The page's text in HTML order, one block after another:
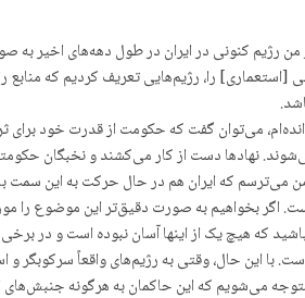
رژیم کنونی در ایران در طول دهه‌های اخیر به
را، رژیم‌هایی تعریف کردیم که منابع
می‌توان گفت که حکومت از قدرت خود برای
نهادها دست از کار می‌کشند و نخبگان
می‌ترسم که ایران هم در حال حرکت به این سمت
اگر بخواهیم به صورت دقیق‌تر این موضوع را
داشته باشید که هیچ یک از اینها آسان نبوده است و
این حال، وقتی به رژیم‌های واقعاً سرکوبگر و
متوجه می‌شویم که این حاکمان به هرگونه